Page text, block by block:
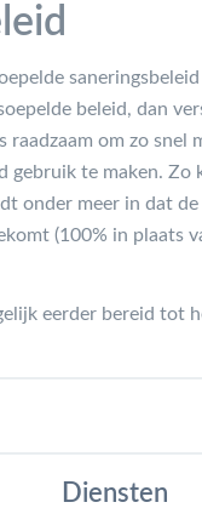
beleid, dan
raadzaam om zo snel
gebruik te maken. Zo
onder meer in dat
(100% in plaats
eerder bereid tot
Diensten